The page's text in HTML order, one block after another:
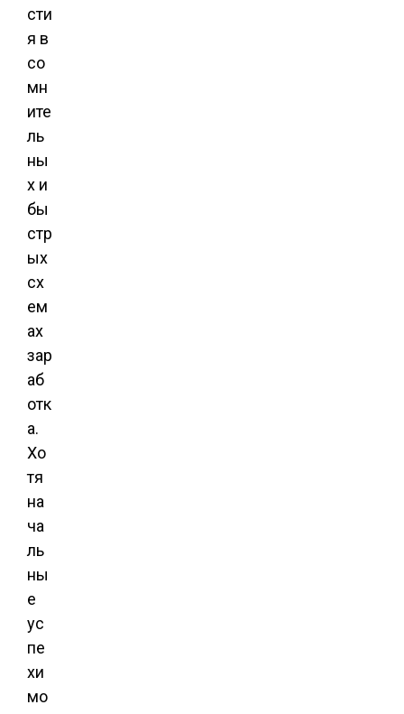
сти
я в
со
мн
ите
ль
ны
х и
бы
стр
ых
сх
ем
ах
зар
аб
отк
а.
Хо
тя
на
ча
ль
ны
е
ус
пе
хи
мо